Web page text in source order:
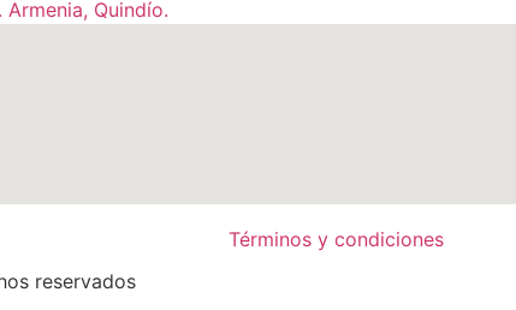
Quindío.
Términos y condiciones
reservados